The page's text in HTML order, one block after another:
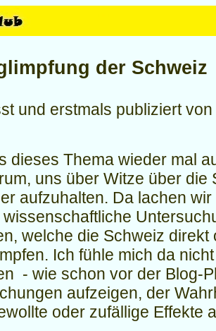
der Schweiz
und erstmals publiziert
dieses Thema wieder mal
uns über Witze über die
aufzuhalten. Da lachen
wissenschaftliche
welche die Schweiz direkt
Ich fühle mich da
- wie schon vor der Blog-
aufzeigen, der
oder zufällige Effekte